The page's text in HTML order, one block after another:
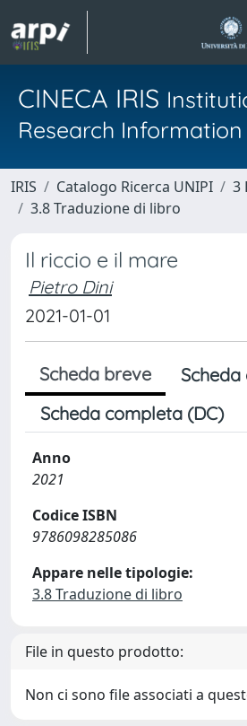
CINECA IRIS
Research
IRIS Catalogo Ricerca UNIPI
3
3.8 Traduzione di libro
Il riccio e il mare
Pietro Dini
2021-01-01
Scheda breve
Scheda completa (DC)
Anno
2021
Codice ISBN
9786098285086
Appare nelle tipologie:
3.8 Traduzione di libro
File in questo prodotto:
Non ci sono file associati a